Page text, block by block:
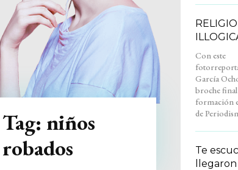
Tag: niños
robados
Con este
García
broche final
formación
de
Facultad de Filosofía y
Letras y
su
Te